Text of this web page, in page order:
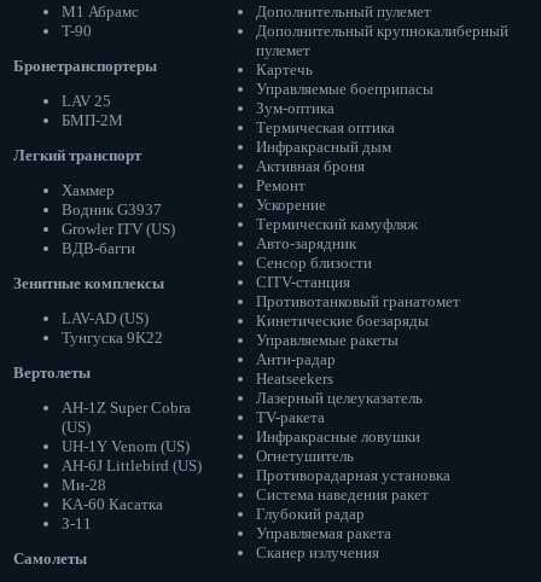
M1 Абрамс
T-90
Бронетранспортеры
LAV 25
БМП-2M
Легкий транспорт
Хаммер
Водник G3937
Growler ITV (US)
ВДВ-багги
Зенитные комплексы
LAV-AD (US)
Тунгуска 9K22
Вертолеты
AH-1Z Super Cobra
(US)
UH-1Y Venom (US)
AH-6J Littlebird (US)
Mи-28
KA-60 Касатка
З-11
Самолеты
Дополнительный пулемет
Дополнительный крупнокалиберный
пулемет
Картечь
Управляемые боеприпасы
Зум-оптика
Термическая оптика
Инфракрасный дым
Активная броня
Ремонт
Ускорение
Термический камуфляж
Авто-зарядник
Сенсор близости
CITV-станция
Противотанковый гранатомет
Кинетические боезаряды
Управляемые ракеты
Анти-радар
Heatseekers
Лазерный целеуказатель
TV-ракета
Инфракрасные ловушки
Огнетушитель
Противорадарная установка
Система наведения ракет
Глубокий радар
Управляемая ракета
Сканер излучения